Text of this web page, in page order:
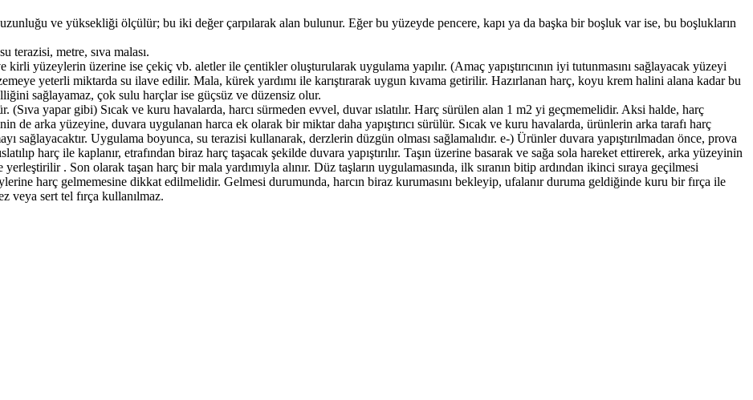
ve yüksekliği ölçülür; bu iki değer çarpılarak alan bulunur. Eğer bu yüzeyde pencere, kapı ya da başka bir boşluk var ise, bu boşlukların
metre, sıva malası.
yüzeylerin üzerine ise çekiç vb. aletler ile çentikler oluşturularak uygulama yapılır. (Amaç yapıştırıcının iyi tutunmasını sağlayacak yüzeyi
yeterli miktarda su ilave edilir. Mala, kürek yardımı ile karıştırarak uygun kıvama getirilir. Hazırlanan harç, koyu krem halini alana kadar bu
sağlayamaz, çok sulu harçlar ise güçsüz ve düzensiz olur.
(Sıva yapar gibi) Sıcak ve kuru havalarda, harcı sürmeden evvel, duvar ıslatılır. Harç sürülen alan 1 m2 yi geçmemelidir. Aksi halde, harç
de arka yüzeyine, duvara uygulanan harca ek olarak bir miktar daha yapıştırıcı sürülür. Sıcak ve kuru havalarda, ürünlerin arka tarafı harç
sağlayacaktır. Uygulama boyunca, su terazisi kullanarak, derzlerin düzgün olması sağlamalıdır. e-) Ürünler duvara yapıştırılmadan önce, prova
harç ile kaplanır, etrafından biraz harç taşacak şekilde duvara yapıştırılır. Taşın üzerine basarak ve sağa sola hareket ettirerek, arka yüzeyinin
. Son olarak taşan harç bir mala yardımıyla alınır. Düz taşların uygulamasında, ilk sıranın bitip ardından ikinci sıraya geçilmesi
harç gelmemesine dikkat edilmelidir. Gelmesi durumunda, harcın biraz kurumasını bekleyip, ufalanır duruma geldiğinde kuru bir fırça ile
veya sert tel fırça kullanılmaz.